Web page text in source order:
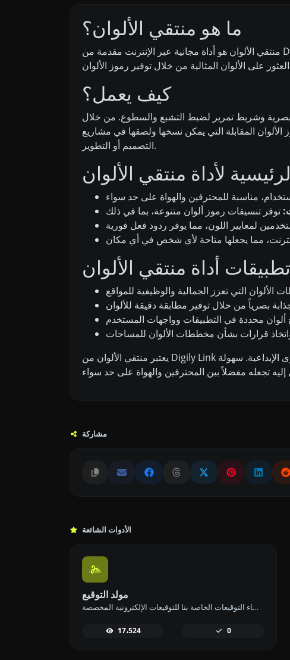
ما هو منتقي الألوان؟
منتقي الألوان هو أداة مجانية عبر الإنترنت مقدمة من Digily Link تتيح للمستخدمين اختيار وتحديد الألوان بسهولة. تم تصميمه لمساعدة مصممي الجرافيك والويب
كيف يعمل؟
بصرية وشريط تمرير لضبط التشبع والسطوع. من خلال
المقابلة التي يمكن نسخها ولصقها في مشاريع
التصميم أو التطوير.
لأداة منتقي الألوان
تطبيقات أداة منتقي الألوان
يعتبر منتقي الألوان من Digily Link أداة لا تقدر بثمن لأي شخص مشارك في التصميم والتطوير، مما يتيح اختيار الألوان بدقة وسهولة لتحقيق الرؤى الإبداعية. سهولة
مشاركة
الأدوات الشائعة
مولد التوقيع
أنشئ توقيعك الخاص وقم بتنزيله بسهولة باستخدام أداة إنشاء التوقيعات الخاصة بنا للتوقيعات الإلكترونية المخصصة.
17،524 0